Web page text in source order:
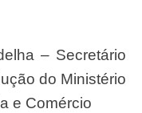
– Secretário
do Ministério
e Comércio